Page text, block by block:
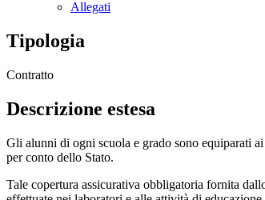
Allegati
Tipologia
Contratto
Descrizione estesa
Gli alunni di ogni scuola e grado sono equiparati
per conto dello Stato.
Tale copertura assicurativa obbligatoria fornita